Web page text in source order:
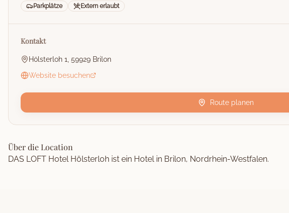
Parkplätze Extern erlaubt
Kontakt
Hölsterloh 1, 59929 Brilon
Website besuchen
Route planen
Über die Location
DAS LOFT Hotel Hölsterloh ist ein Hotel in Brilon, Nordrhein-Westfalen.